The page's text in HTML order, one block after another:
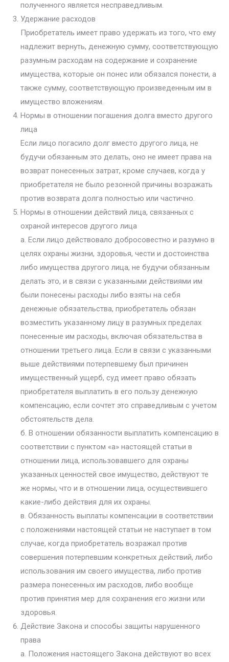
полученного является несправедливым.
Удержание расходов
Приобретатель имеет право удержать из того, что ему
надлежит вернуть, денежную сумму, соответствующую
разумным расходам на содержание и сохранение
имущества, которые он понес или обязался понести, а
также сумму, соответствующую произведенным им в
имущество вложениям.
Нормы в отношении погашения долга вместо другого
лица
Если лицо погасило долг вместо другого лица, не
будучи обязанным это делать, оно не имеет права на
возврат понесенных затрат, кроме случаев, когда у
приобретателя не было резонной причины возражать
против возврата долга полностью или частично.
Нормы в отношении действий лица, связанных с
охраной интересов другого лица
а. Если лицо действовало добросовестно и разумно в
целях охраны жизни, здоровья, чести и достоинства
либо имущества другого лица, не будучи обязанным
делать это, и в связи с указанными действиями им
были понесены расходы либо взяты на себя
денежные обязательства, приобретатель обязан
возместить указанному лицу в разумных пределах
понесенные им расходы, включая обязательства в
отношении третьего лица. Если в связи с указанными
выше действиями потерпевшему был причинен
имущественный ущерб, суд имеет право обязать
приобретателя выплатить в его пользу денежную
компенсацию, если сочтет это справедливым с учетом
обстоятельств дела.
б. В отношении обязанности выплатить компенсацию в
соответствии с пунктом «а» настоящей статьи в
отношении лица, использовавшего для охраны
указанных ценностей свое имущество, действуют те
же нормы, что и в отношении лица, осуществившего
какие-либо действия для их охраны.
в. Обязанность выплаты компенсации в соответствии
с положениями настоящей статьи не наступает в том
случае, когда приобретатель возражал против
совершения потерпевшим конкретных действий, либо
использования им своего имущества, либо против
размера понесенных им расходов, либо вообще
против принятия мер для сохранения его жизни или
здоровья.
Действие Закона и способы защиты нарушенного
права
а. Положения настоящего Закона действуют во всех